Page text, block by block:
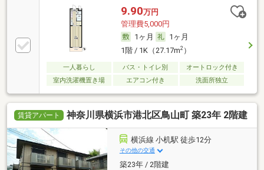
9.90万円
管理費5,000円
1ヶ月
1ヶ月
1階 / 1K（27.17m2）
一人暮らし バス・トイレ別
オートロック付き
室内洗濯機置き場
エアコン付き 洗面所独立
賃貸アパート 神奈川県横浜市港北区鳥山町 築23年 2階建
横浜線 小机駅 徒歩12分
その他の交通
築23年 / 2階建